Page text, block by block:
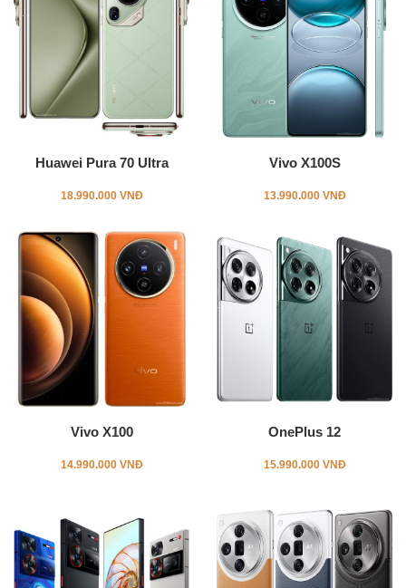
Huawei Pura 70 Ultra
18.990.000 VNĐ
Vivo X100S
13.990.000 VNĐ
Vivo X100
14.990.000 VNĐ
OnePlus 12
15.990.000 VNĐ